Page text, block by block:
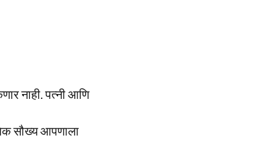
नाही. पत्नी आणि
सौख्य आपणाला